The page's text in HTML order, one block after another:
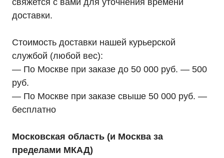
свяжется с вами для уточнения времени
доставки.
Стоимость доставки нашей курьерской
службой (любой вес):
— По Москве при заказе до 50 000 руб. — 500
руб.
— По Москве при заказе свыше 50 000 руб. —
бесплатно
Московская область (и Москва за
пределами МКАД)